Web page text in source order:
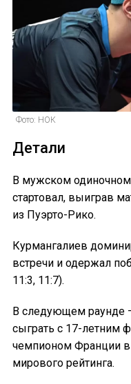
Фото: НОК
Детали
В мужском
стартовал, выиграв
из Пуэрто-Рико.
Курмангалиев
встречи и одержал
11:3, 11:7).
В следующем раунде
сыграть с 17-летним
чемпионом Франции
мирового рейтинга.